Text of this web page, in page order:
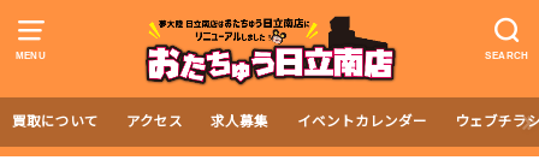
MENU SEARCH
買取について アクセス 求人募集 イベントカレンダー ウェブチラ